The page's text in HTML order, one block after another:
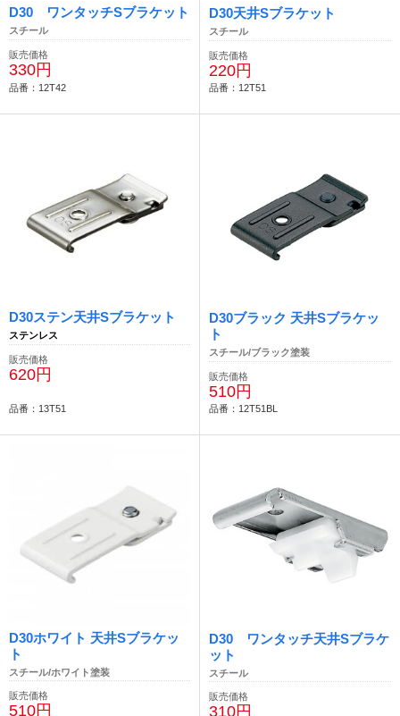
D30 ワンタッチSブラケット
スチール
販売価格
330円
品番：12T42
D30天井Sブラケット
スチール
販売価格
220円
品番：12T51
D30ステン天井Sブラケット
ステンレス
販売価格
620円
品番：13T51
D30ブラック 天井Sブラケッ
ト
スチール/ブラック塗装
販売価格
510円
品番：12T51BL
D30ホワイト 天井Sブラケッ
ト
スチール/ホワイト塗装
販売価格
510円
D30 ワンタッチ天井Sブラケ
ット
スチール
販売価格
310円